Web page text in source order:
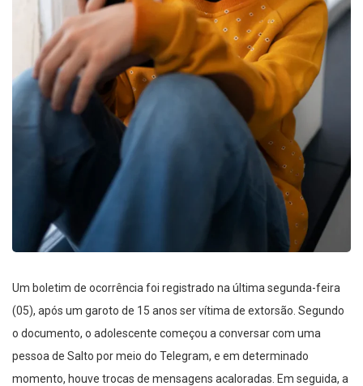
Um boletim de ocorrência foi registrado na última segunda-feira
(05), após um garoto de 15 anos ser vítima de extorsão. Segundo
o documento, o adolescente começou a conversar com uma
pessoa de Salto por meio do Telegram, e em determinado
momento, houve trocas de mensagens acaloradas. Em seguida, a